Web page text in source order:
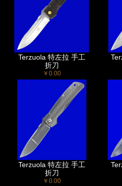
Terzuola 特左拉 手工
折刀
￥0.00
Terzuola 特左拉 手工
折刀
￥0.00